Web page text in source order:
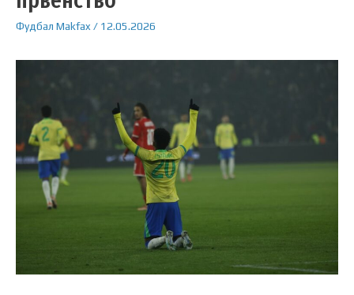
Фудбал Makfax/ 12.05.2026